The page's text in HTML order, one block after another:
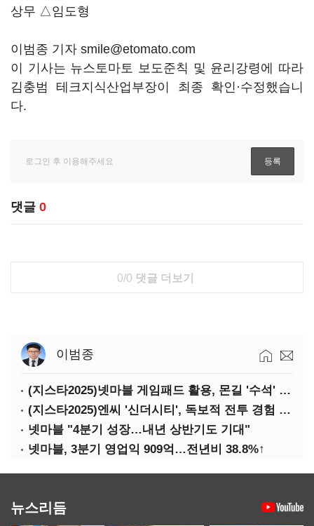
상무 △임도형
이범종 기자 smile@etomato.com
이 기사는 뉴스토마토 보도준칙 및 윤리강령에 따라
김충범 테크지식산업부장이 최종 확인·수정했습니
다.
댓글 0
0/0 댓글 더보기
이범종
(지스타2025)넷마블 게임패드 활용, 몬길 '수석' 7대죄 '차석'
(지스타2025)엔씨 '신더시티', 독보적 전투 경험 필요
넷마블 "4분기 성장…내년 상반기도 기대"
넷마블, 3분기 영업익 909억…전년비 38.8%↑
뉴스리듬